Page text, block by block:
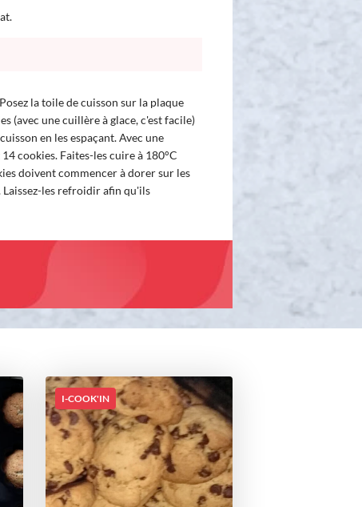
la toile de cuisson sur la plaque
(avec une cuillère à glace, c'est facile)
en les espaçant. Avec une
cookies. Faites-les cuire à 180°C
doivent commencer à dorer sur les
les refroidir afin qu'ils
I-COOK'IN